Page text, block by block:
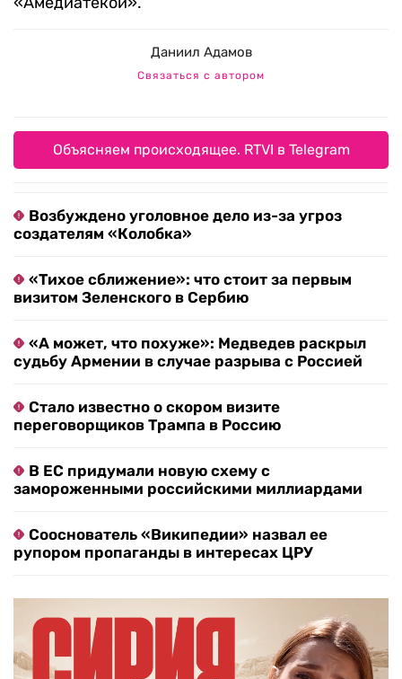
Даниил Адамов
Связаться с автором
Объясняем происходящее. RTVI в Telegram
Возбуждено уголовное дело из-за угроз
создателям «Колобка»
«Тихое сближение»: что стоит за первым
визитом Зеленского в Сербию
«А может, что похуже»: Медведев раскрыл
судьбу Армении в случае разрыва с Россией
Стало известно о скором визите
переговорщиков Трампа в Россию
В ЕС придумали новую схему с
замороженными российскими миллиардами
Сооснователь «Википедии» назвал ее
рупором пропаганды в интересах ЦРУ